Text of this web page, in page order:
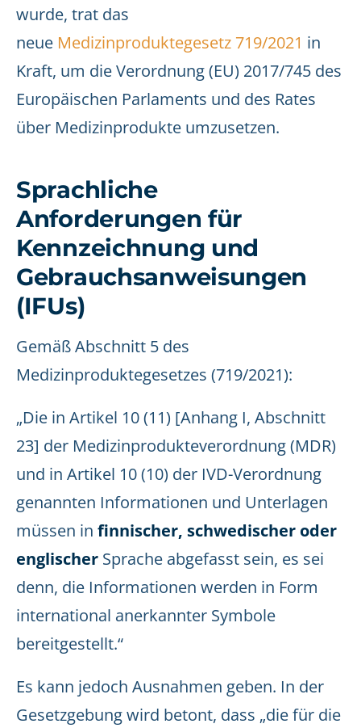
wurde, trat das
neue Medizinproduktegesetz 719/2021 in
Kraft, um die Verordnung (EU) 2017/745 des
Europäischen Parlaments und des Rates
über Medizinprodukte umzusetzen.
Sprachliche
Anforderungen für
Kennzeichnung und
Gebrauchsanweisungen
(IFUs)
Gemäß Abschnitt 5 des
Medizinproduktegesetzes (719/2021):
„Die in Artikel 10 (11) [Anhang I, Abschnitt
23] der Medizinprodukteverordnung (MDR)
und in Artikel 10 (10) der IVD-Verordnung
genannten Informationen und Unterlagen
müssen in finnischer, schwedischer oder
englischer Sprache abgefasst sein, es sei
denn, die Informationen werden in Form
international anerkannter Symbole
bereitgestellt.“
Es kann jedoch Ausnahmen geben. In der
Gesetzgebung wird betont, dass „die für die